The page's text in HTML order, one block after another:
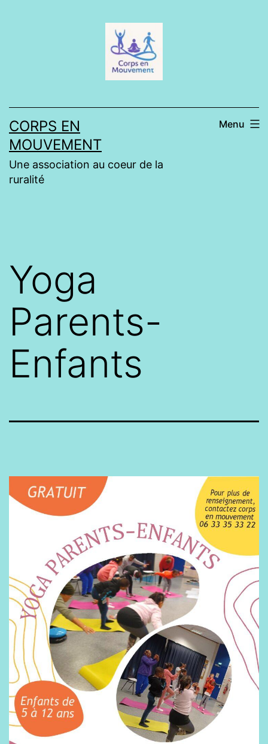
CORPS EN
MOUVEMENT
Une association au coeur de la
ruralité
Menu
Yoga
Parents-
Enfants